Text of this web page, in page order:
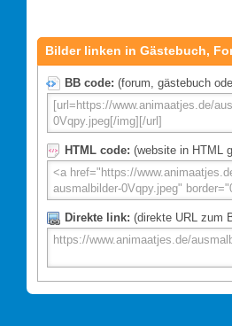
Bilder linken in Gästebuch,
BB code: (forum, gästebuch
HTML code: (website in HTML
Direkte link: (direkte URL zum